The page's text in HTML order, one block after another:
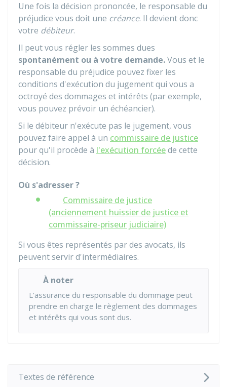
Une fois la décision prononcée, le responsable du
préjudice vous doit une créance. Il devient donc
votre débiteur.
Il peut vous régler les sommes dues
spontanément ou à votre demande.Vous et le
responsable du préjudice pouvez fixer les
conditions d'exécution du jugement qui vous a
octroyé des dommages et intérêts (par exemple,
vous pouvez prévoir un échéancier).
Si le débiteur n'exécute pas le jugement, vous
pouvez faire appel à un commissaire de justice
pour qu'il procède à l'exécution forcéede cette
décision.
Où s'adresser ?
Commissaire de justice
(anciennement huissier de justice et
commissaire-priseur judiciaire)
Si vous êtes représentés par des avocats, ils
peuvent servir d'intermédiaires.
À noter
L'assurance du responsable du dommage peut
prendre en charge le règlement des dommages
et intérêts qui vous sont dus.
Textes de référence